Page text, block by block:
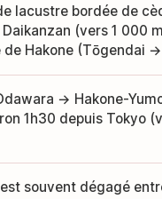
lacustre bordée de
Daikanzan (vers 1 000
Hakone (Tōgendai
→ Hakone-
1h30 depuis Tokyo
souvent dégagé